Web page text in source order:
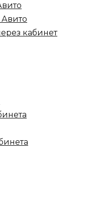
кабинет